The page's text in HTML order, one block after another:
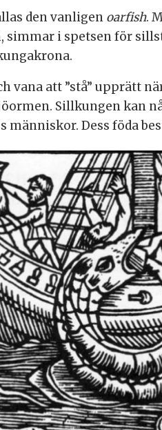
den vanligen oarfish.
i spetsen för
vana att ”stå” upprätt
Sillkungen kan
människor. Dess föda